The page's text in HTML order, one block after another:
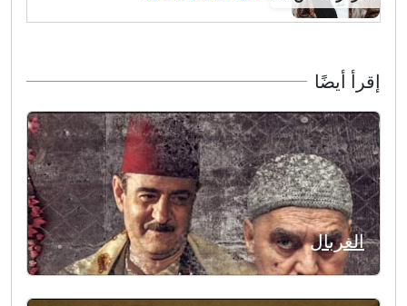
إقرأ أيضًا
الغربال